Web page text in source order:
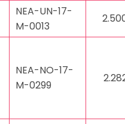
NEA-UN-17-
M-0013
NEA-NO-17-
M-0299